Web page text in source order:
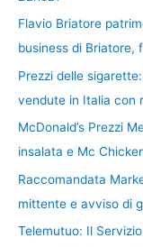
Flavio Briatore
business di Briatore,
Prezzi delle
vendute in Italia con
McDonald’s Prezzi
insalata e Mc
Raccomandata
mittente e avviso di
Telemutuo: Il